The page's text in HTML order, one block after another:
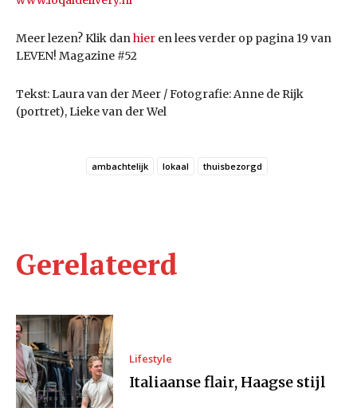
Meer lezen? Klik danhier en lees verder op pagina 19 van
LEVEN! Magazine #52
Tekst: Laura van der Meer / Fotografie: Anne de Rijk
(portret), Lieke van der Wel
ambachtelijk lokaal thuisbezorgd
Gerelateerd
Lifestyle
Italiaanse flair, Haagse stijl